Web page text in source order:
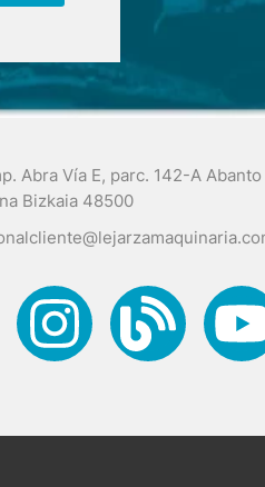
Abra Vía E, parc. 142-A
Bizkaia 48500